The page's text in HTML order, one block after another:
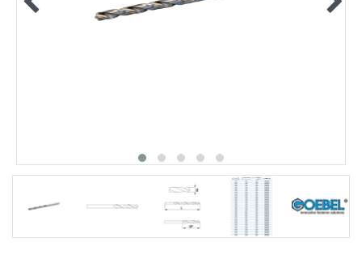
KLEBEN UND DICHTEN
FAQ - Häufig gestellte Fragen